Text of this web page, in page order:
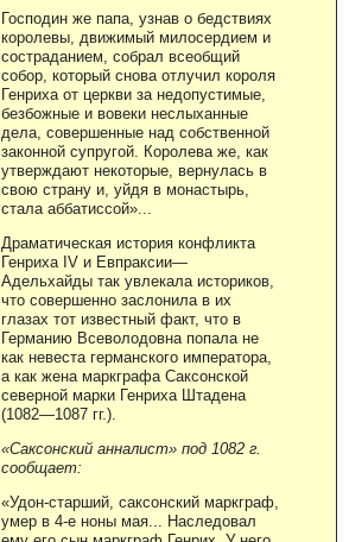
Господин же папа, узнав о бедствиях
королевы, движимый милосердием и
состраданием, собрал всеобщий
собор, который снова отлучил короля
Генриха от церкви за недопустимые,
безбожные и вовеки неслыханные
дела, совершенные над собственной
законной супругой. Королева же, как
утверждают некоторые, вернулась в
свою страну и, уйдя в монастырь,
стала аббатиссой»...
Драматическая история конфликта
Генриха IV и Евпраксии—
Адельхайды так увлекала историков,
что совершенно заслонила в их
глазах тот известный факт, что в
Германию Всеволодовна попала не
как невеста германского императора,
а как жена маркграфа Саксонской
северной марки Генриха Штадена
(1082—1087 гг.).
«Саксонский анналист» под 1082 г.
сообщает:
«Удон-старший, саксонский маркграф,
умер в 4-е ноны мая... Наследовал